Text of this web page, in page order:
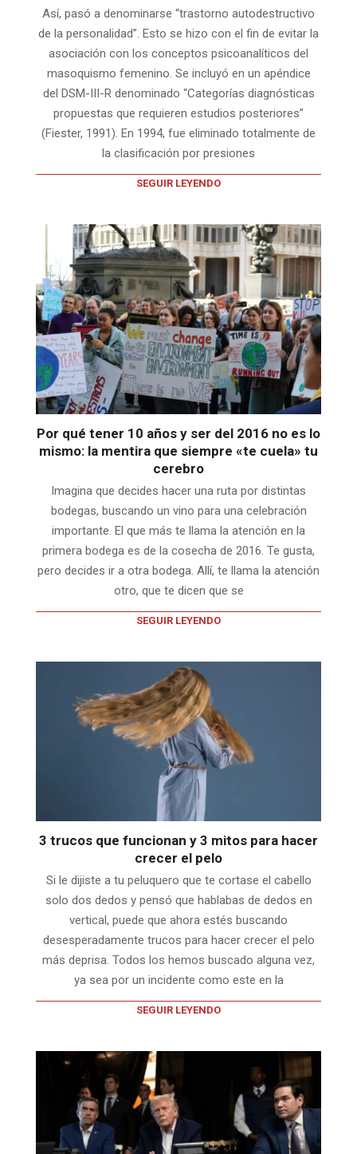
Así, pasó a denominarse “trastorno autodestructivo
de la personalidad”. Esto se hizo con el fin de evitar la
asociación con los conceptos psicoanalíticos del
masoquismo femenino. Se incluyó en un apéndice
del DSM-III-R denominado “Categorías diagnósticas
propuestas que requieren estudios posteriores”
(Fiester, 1991). En 1994, fue eliminado totalmente de
la clasificación por presiones
SEGUIR LEYENDO
Por qué tener 10 años y ser del 2016 no es lo
mismo: la mentira que siempre «te cuela» tu
cerebro
Imagina que decides hacer una ruta por distintas
bodegas, buscando un vino para una celebración
importante. El que más te llama la atención en la
primera bodega es de la cosecha de 2016. Te gusta,
pero decides ir a otra bodega. Allí, te llama la atención
otro, que te dicen que se
SEGUIR LEYENDO
3 trucos que funcionan y 3 mitos para hacer
crecer el pelo
Si le dijiste a tu peluquero que te cortase el cabello
solo dos dedos y pensó que hablabas de dedos en
vertical, puede que ahora estés buscando
desesperadamente trucos para hacer crecer el pelo
más deprisa. Todos los hemos buscado alguna vez,
ya sea por un incidente como este en la
SEGUIR LEYENDO